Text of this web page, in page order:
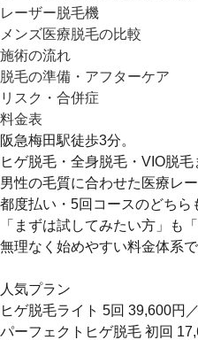
レーザー脱毛機
メンズ医療脱毛の比較
施術の流れ
脱毛の準備・アフターケア
リスク・合併症
料金表
阪急梅田駅徒歩3分。
ヒゲ脱毛・全身脱毛・VIO脱毛
男性の毛質に合わせた医療レ
都度払い・5回コースのどちら
「まずは試してみたい方」も
無理なく始めやすい料金体系で
人気プラン
ヒゲ脱毛ライト 5回 39,600円
パーフェクトヒゲ脱毛 初回